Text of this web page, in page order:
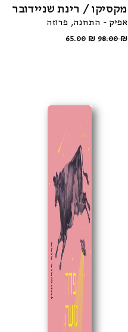
מקסיקו / רינת שניידובר
אפיק - התחנה פרוזה
98.00₪
65.00 ₪